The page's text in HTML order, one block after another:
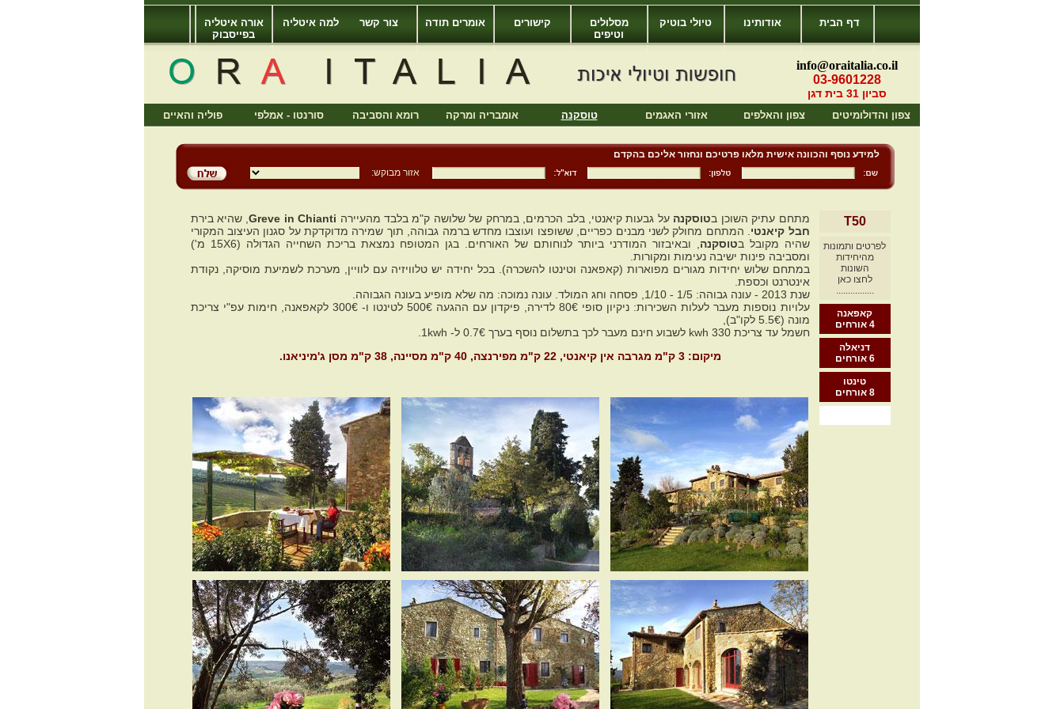
דף הבית אודותינו טיולי בוטיק
מסלולים
וטיפים
קישורים אומרים תודה צור קשר למה איטליה
אורה איטליה
בפייסבוק
info@oraitalia.co.il
03-9601228
סביון 31 בית דגן
צפון והדולומיטים צפון והאלפים אזורי האגמים טוסקנה אומבריה ומרקה רומא והסביבה סורנטו - אמלפי פוליה והאיים
למידע נוסף והכוונה אישית מלאו פרטיכם ונחזור אליכם בהקדם
אזור מבוקש:
T50
לפרטים ותמונות
מהיחידות
השונות
לחצו כאן
................
קאפאנה
4 אורחים
דניאלה
6 אורחים
טינטו
8 אורחים
מתחם עתיק השוכן בטוסקנה על גבעות קיאנטי, בלב הכרמים, במרחק של שלושה ק"מ בלבד מהעיירה Greve in Chianti, שהיא בירת
חבל קיאנטי . המתחם מחולק לשני מבנים כפריים, ששופצו ועוצבו מחדש ברמה גבוהה, תוך שמירה מדוקדקת על סגנון העיצוב המקורי
שהיה מקובל בטוסקנה
, ובאיבזור המודרני ביותר לנוחותם של האורחים. בגן המטופח נמצאת בריכת השחייה הגדולה (15X6 מ')
ומסביבה פינות ישיבה נעימות ומקורות.
במתחם שלוש יחידות מגורים מפוארות (קאפאנה וטינטו להשכרה) . בכל יחידה יש טלוויזיה עם לוויין, מערכת לשמיעת מוסיקה, נקודת
אינטרנט וכספת.
שנת 2013 - עונה גבוהה: 1/5 - 1/10, פסחה וחג המולד. עונה נמוכה: מה שלא מופיע בעונה הגבוהה.
עלויות נוספות מעבר לעלות השכירות: ניקיון סופי 80€ לדירה, פיקדון עם ההגעה 500€ לטינטו ו- 300€ לקאפאנה, חימות עפ"י צריכת
מונה (5.5€ לקו"ב),
חשמל עד צריכת 330 kwh לשבוע חינם מעבר לכך בתשלום נוסף בערך 0.7€ ל- 1kwh.
מיקום: 3 ק"מ מגרבה אין קיאנטי, 22 ק"מ מפירנצה, 40 ק"מ מסיינה, 38 ק"מ מסן ג'מיניאנו.